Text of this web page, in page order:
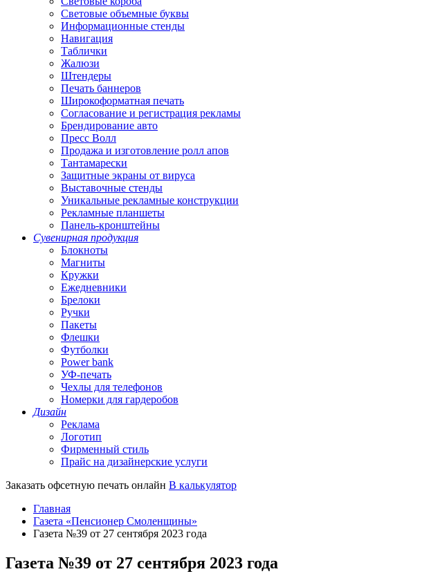
Световые объемные буквы
Информационные стенды
Навигация
Таблички
Жалюзи
Штендеры
Печать баннеров
Широкоформатная печать
Согласование и регистрация рекламы
Брендирование авто
Пресс Волл
Продажа и изготовление ролл апов
Тантамарески
Защитные экраны от вируса
Выставочные стенды
Уникальные рекламные конструкции
Рекламные планшеты
Панель-кронштейны
Сувенирная продукция
Блокноты
Магниты
Кружки
Ежедневники
Брелоки
Ручки
Пакеты
Флешки
Футболки
Power bank
УФ-печать
Чехлы для телефонов
Номерки для гардеробов
Дизайн
Реклама
Логотип
Фирменный стиль
Прайс на дизайнерские услуги
Заказать офсетную печать онлайн В калькулятор
Главная
Газета «Пенсионер Смоленщины»
Газета №39 от 27 сентября 2023 года
Газета №39 от 27 сентября 2023 года